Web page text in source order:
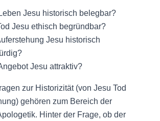
Jesu historisch belegbar?
Jesu ethisch begründbar?
Jesu historisch
Jesu attraktiv?
zur Historizität (von Jesu Tod
gehören zum Bereich der
Hinter der Frage, ob der